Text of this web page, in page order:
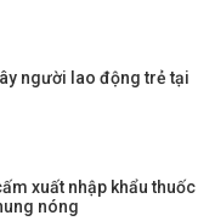
người lao động trẻ tại
xuất nhập khẩu thuốc
nóng